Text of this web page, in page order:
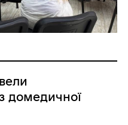
домедичної